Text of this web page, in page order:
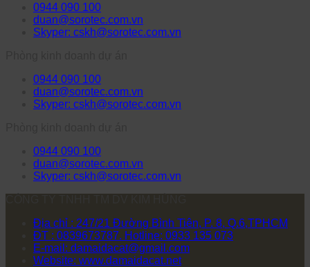
0944 090 100
duan@sorotec.com.vn
Skyper: cskh@sorotec.com.vn
0944 090 100
duan@sorotec.com.vn
Skyper: cskh@sorotec.com.vn
0944 090 100
duan@sorotec.com.vn
Skyper: cskh@sorotec.com.vn
Địa chỉ : 247/21 Đường Bình Tiên, P. 8, Q.6,TPHCM
ĐT : 0839673787. Hotline: 0933 135 073
E-mail: damaidacat@gmail.com
Website: www.damaidacat.net